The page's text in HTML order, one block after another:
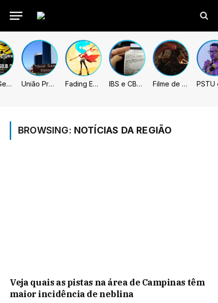
Metal Gear Solid: Master Collection 2 terá legendas e menus em portugues União Progressista e PL terão mais tempo de propaganda eleitoral Fading Echo – Review IBS e CBS necessitarão constar nas notas fiscais com início desta 2ª. Entenda Filme de Elden Ring tem gravações concluídas, mas ainda fica longe do lançamento
BROWSING: NOTÍCIAS DA REGIÃO
Veja quais as pistas na área de Campinas têm
maior incidência de neblina